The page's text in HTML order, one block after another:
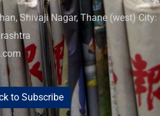
Shivaji Nagar, Thane (west) City:
to Subscribe